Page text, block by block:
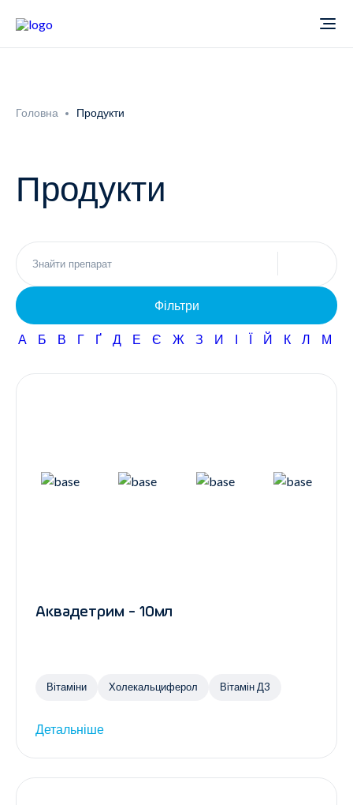
Новини
Неврологія
Фармаконагляд
Кар'єра
Головна Продукти
Продукти
Фільтри
А Б В Г Ґ Д Е Є Ж З И І Ї Й К Л М
Аквадетрим - 10мл
Вітаміни Холекальциферол Вітамін Д3
Детальніше